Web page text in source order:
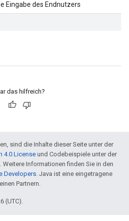
Eingabe des Endnutzers
das hilfreich?
sind die Inhalte dieser Seite unter der
4.0 License und Codebeispiele unter der
Weitere Informationen finden Sie in den
Developers. Java ist eine eingetragene
Partnern.
(UTC).